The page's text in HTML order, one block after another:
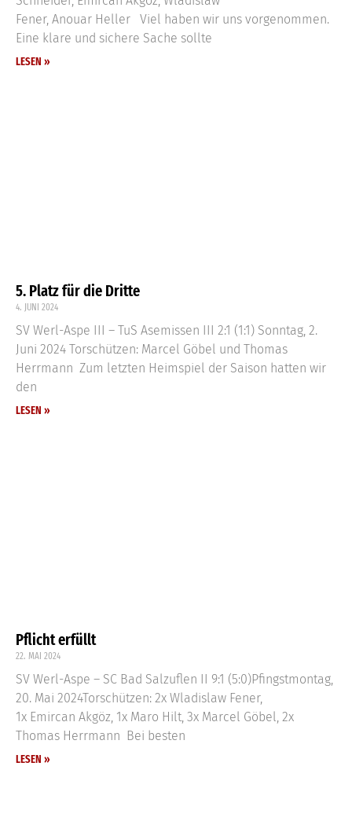
Fener, Anouar Heller Viel haben wir uns vorgenommen.
Eine klare und sichere Sache sollte
LESEN »
5. Platz für die Dritte
4. JUNI 2024
SV Werl-Aspe III – TuS Asemissen III 2:1 (1:1) Sonntag, 2.
Juni 2024 Torschützen: Marcel Göbel und Thomas
Herrmann Zum letzten Heimspiel der Saison hatten wir
den
LESEN »
Pflicht erfüllt
22. MAI 2024
SV Werl-Aspe – SC Bad Salzuflen II 9:1 (5:0)Pfingstmontag,
20. Mai 2024Torschützen: 2x Wladislaw Fener,
1x Emircan Akgöz, 1x Maro Hilt, 3x Marcel Göbel, 2x
Thomas Herrmann Bei besten
LESEN »